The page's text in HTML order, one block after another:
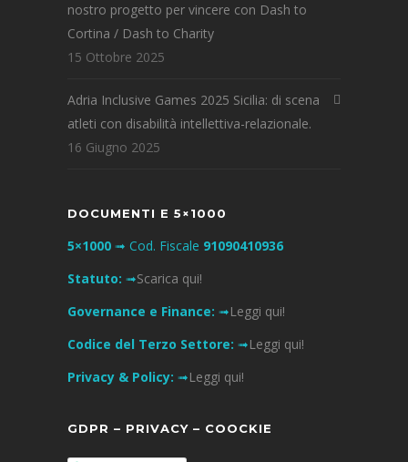
nostro progetto per vincere con Dash to
Cortina / Dash to Charity
15 Ottobre 2025
Adria Inclusive Games 2025 Sicilia: di scena
atleti con disabilità intellettiva-relazionale.
16 Giugno 2025
DOCUMENTI E 5×1000
5×1000 ➟ Cod. Fiscale 91090410936
Statuto: ➟Scarica qui!
Governance e Finance: ➟Leggi qui!
Codice del Terzo Settore: ➟Leggi qui!
Privacy & Policy: ➟Leggi qui!
GDPR – PRIVACY – COOCKIE